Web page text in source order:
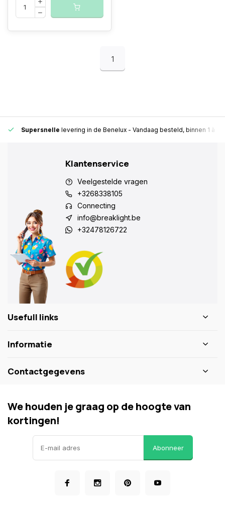
1
Supersnelle levering in de Benelux - Vandaag besteld, binnen 1 à 2
Klantenservice
Veelgestelde vragen
+3268338105
Connecting
info@breaklight.be
+32478126722
Usefull links
Informatie
Contactgegevens
We houden je graag op de hoogte van
kortingen!
Abonneer